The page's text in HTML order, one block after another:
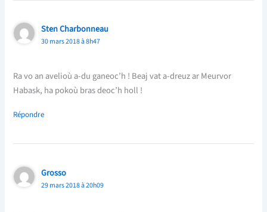
Sten Charbonneau
30 mars 2018 à 8h47
Ra vo an avelioù a-du ganeoc’h ! Beaj vat a-dreuz ar Meurvor
Habask, ha pokoù bras deoc’h holl !
Répondre
Grosso
29 mars 2018 à 20h09